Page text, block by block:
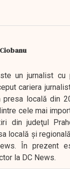
un jurnalist
cariera
presa locală din
cele mai
din judeţul
locală şi
În prezent
la DC News.